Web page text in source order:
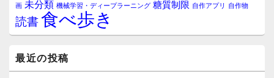
画 未分類 機械学習・ディープラーニング 糖質制限 自作アプリ 自作物
読書食べ歩き
最近の投稿